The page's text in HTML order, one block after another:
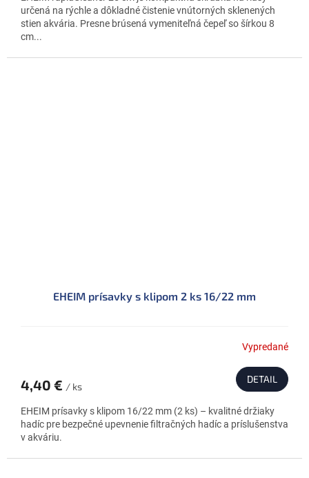
určená na rýchle a dôkladné čistenie vnútorných sklenených
stien akvária. Presne brúsená vymeniteľná čepeľ so šírkou 8
cm...
EHEIM prísavky s klipom 2 ks 16/22 mm
Vypredané
4,40 € / ks
DETAIL
EHEIM prísavky s klipom 16/22 mm (2 ks) – kvalitné držiaky
hadíc pre bezpečné upevnenie filtračných hadíc a príslušenstva
v akváriu.